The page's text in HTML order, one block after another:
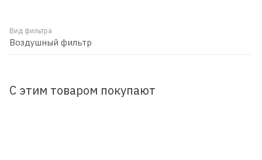
Вид фильтра
Воздушный фильтр
С этим товаром покупают